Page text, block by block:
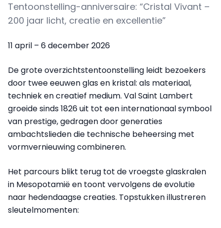
Tentoonstelling-anniversaire: “Cristal Vivant –
200 jaar licht, creatie en excellentie”
11 april – 6 december 2026
De grote overzichtstentoonstelling leidt bezoekers
door twee eeuwen glas en kristal: als materiaal,
techniek en creatief medium. Val Saint Lambert
groeide sinds 1826 uit tot een internationaal symbool
van prestige, gedragen door generaties
ambachtslieden die technische beheersing met
vormvernieuwing combineren.
Het parcours blikt terug tot de vroegste glaskralen
in Mesopotamië en toont vervolgens de evolutie
naar hedendaagse creaties. Topstukken illustreren
sleutelmomenten: